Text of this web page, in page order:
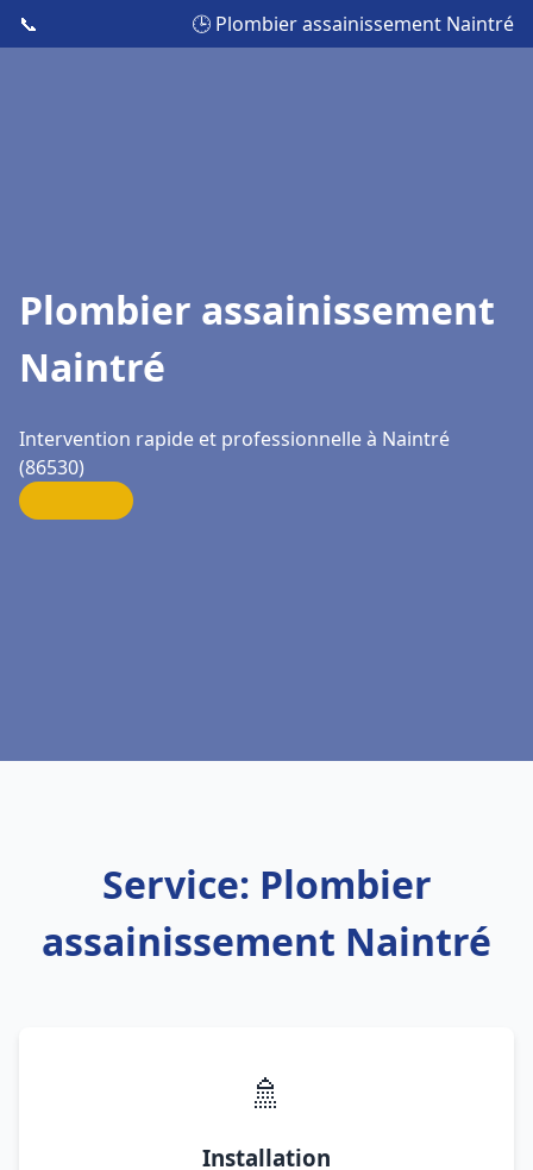
📞 🕒 Plombier assainissement Naintré
Plombier assainissement
Naintré
Intervention rapide et professionnelle à Naintré
(86530)
Service: Plombier
assainissement Naintré
🚿
Installation